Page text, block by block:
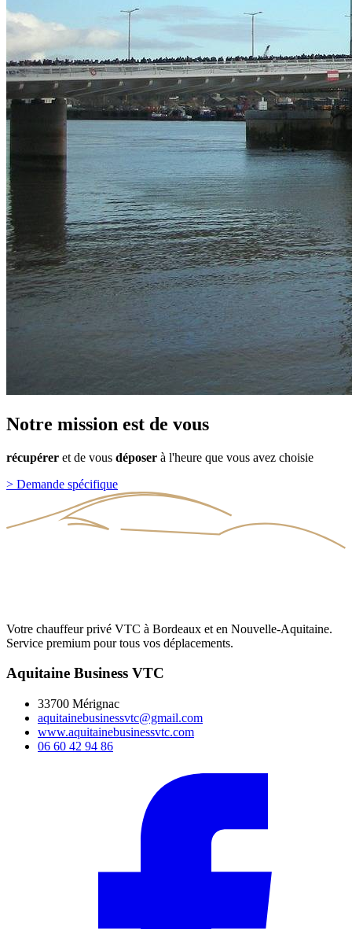
Notre mission est de vous
récupérer et de vous déposer à l'heure que vous avez choisie
> Demande spécifique
Votre chauffeur privé VTC à Bordeaux et en Nouvelle-Aquitaine.
Service premium pour tous vos déplacements.
Aquitaine Business VTC
33700 Mérignac
aquitainebusinessvtc@gmail.com
www.aquitainebusinessvtc.com
06 60 42 94 86